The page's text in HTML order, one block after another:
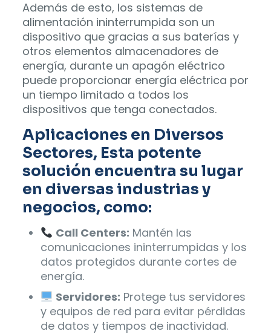
Además de esto, los sistemas de
alimentación ininterrumpida son un
dispositivo que gracias a sus baterías y
otros elementos almacenadores de
energía, durante un apagón eléctrico
puede proporcionar energía eléctrica por
un tiempo limitado a todos los
dispositivos que tenga conectados.
Aplicaciones en Diversos
Sectores, Esta potente
solución encuentra su lugar
en diversas industrias y
negocios, como:
Call Centers: Mantén las
comunicaciones ininterrumpidas y los
datos protegidos durante cortes de
energía.
Servidores: Protege tus servidores
y equipos de red para evitar pérdidas
de datos y tiempos de inactividad.